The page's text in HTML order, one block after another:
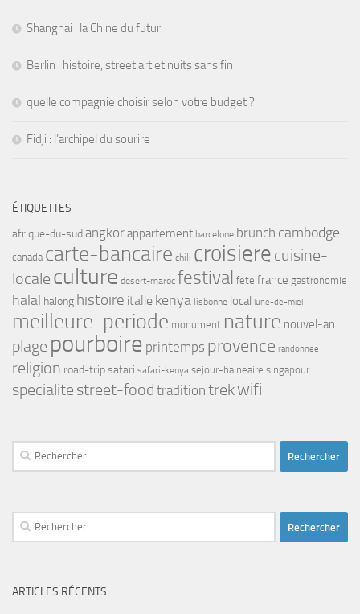
Shanghai : la Chine du futur
Berlin : histoire, street art et nuits sans fin
quelle compagnie choisir selon votre budget ?
Fidji : l’archipel du sourire
ÉTIQUETTES
afrique-du-sudangkorappartement barcelone brunch cambodge
canada carte-bancaire chili croisiere cuisine-
locale culture desert-maroc festival fete france gastronomie
halal halong histoire italie kenya lisbonne local lune-de-miel
meilleure-periode monument nature nouvel-an
plage pourboire printemps provence randonnee
religion road-tripsafari safari-kenya sejour-balneaire singapour
specialite street-food tradition trekwifi
Rechercher :
Rechercher :
ARTICLES RÉCENTS